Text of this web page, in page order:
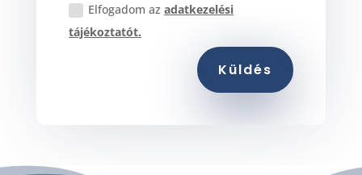
Elfogadom azadatkezelési
tájékoztatót.
Küldés